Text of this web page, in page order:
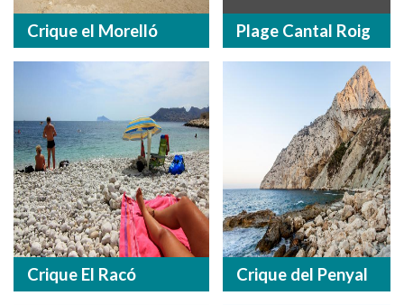
Crique el Morelló Plage Cantal Roig
Crique El Racó Crique del Penyal